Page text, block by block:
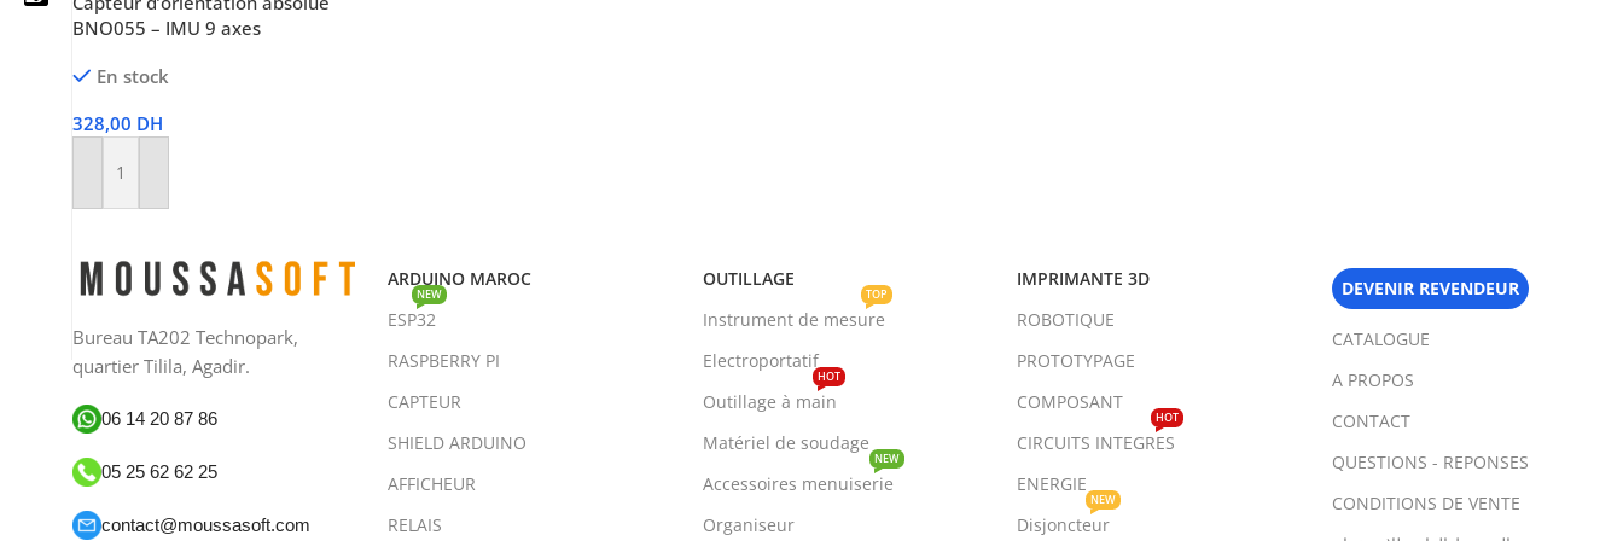
06 14 20 87 86
moussasoft.diy
BNO055 – IMU 9 axes
En stock
328,00 DH
Ajouter Au Panier
Bureau TA202 Technopark,
quartier Tilila, Agadir.
06 14 20 87 86
05 25 62 62 25
contact@moussasoft.com
ARDUINO MAROC
ESP32
NEW
RASPBERRY PI
CAPTEUR
SHIELD ARDUINO
AFFICHEUR
RELAIS
OUTILLAGE
Instrument de mesure
TOP
Electroportatif
Outillage à main
HOT
Matériel de soudage
Accessoires menuiserie
NEW
Organiseur
IMPRIMANTE 3D
ROBOTIQUE
PROTOTYPAGE
COMPOSANT
CIRCUITS INTEGRES
HOT
ENERGIE
Disjoncteur
NEW
DEVENIR REVENDEUR
CATALOGUE
A PROPOS
CONTACT
QUESTIONS - REPONSES
CONDITIONS DE VENTE